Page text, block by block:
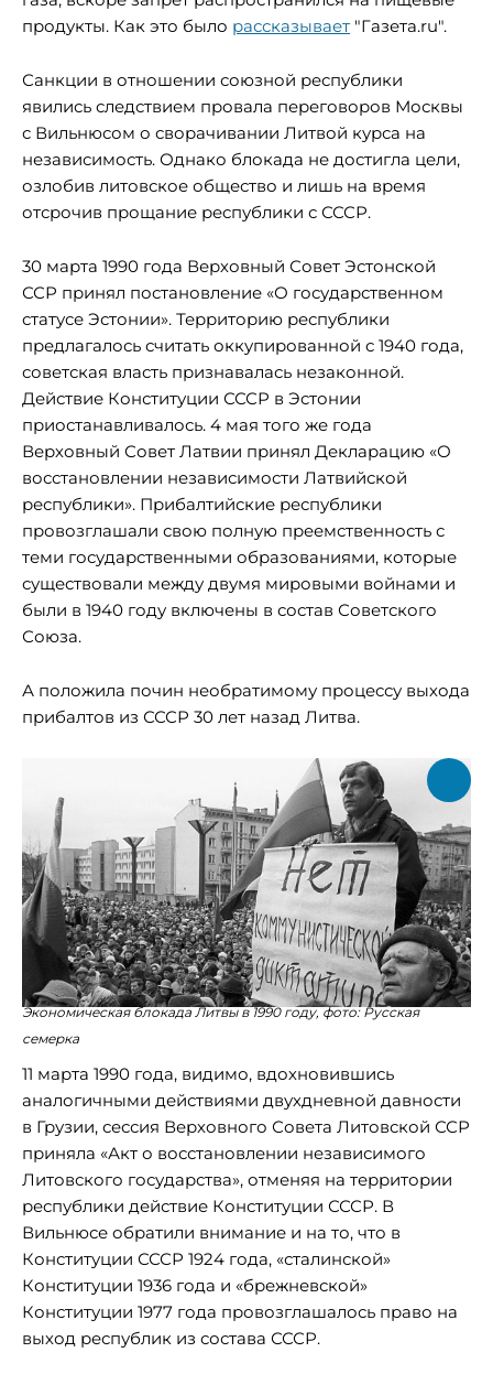
продукты. Как это было рассказывает "Газета.ru".
Санкции в отношении союзной республики
явились следствием провала переговоров Москвы
с Вильнюсом о сворачивании Литвой курса на
независимость. Однако блокада не достигла цели,
озлобив литовское общество и лишь на время
отсрочив прощание республики с СССР.
30 марта 1990 года Верховный Совет Эстонской
ССР принял постановление «О государственном
статусе Эстонии». Территорию республики
предлагалось считать оккупированной с 1940 года,
советская власть признавалась незаконной.
Действие Конституции СССР в Эстонии
приостанавливалось. 4 мая того же года
Верховный Совет Латвии принял Декларацию «О
восстановлении независимости Латвийской
республики». Прибалтийские республики
провозглашали свою полную преемственность с
теми государственными образованиями, которые
существовали между двумя мировыми войнами и
были в 1940 году включены в состав Советского
Союза.
А положила почин необратимому процессу выхода
прибалтов из СССР 30 лет назад Литва.
Экономическая блокада Литвы в 1990 году, фото: Русская
семерка
11 марта 1990 года, видимо, вдохновившись
аналогичными действиями двухдневной давности
в Грузии, сессия Верховного Совета Литовской ССР
приняла «Акт о восстановлении независимого
Литовского государства», отменяя на территории
республики действие Конституции СССР. В
Вильнюсе обратили внимание и на то, что в
Конституции СССР 1924 года, «сталинской»
Конституции 1936 года и «брежневской»
Конституции 1977 года провозглашалось право на
выход республик из состава СССР.